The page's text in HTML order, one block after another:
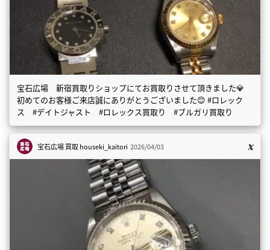
宝石広場 新宿買取りショップにてお買取りさせて頂きました💎
初めてのお客様ご来店誠にありがとうございました😊 #ロレック
ス #デイトジャスト #ロレックス買取り #ブルガリ買取り
宝石広場 買取houseki_kaitori 2026/04/03